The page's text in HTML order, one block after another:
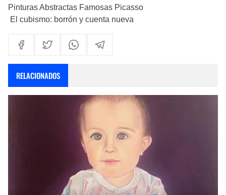
Pinturas Abstractas Famosas Picasso
El cubismo: borrón y cuenta nueva
RELACIONADOS